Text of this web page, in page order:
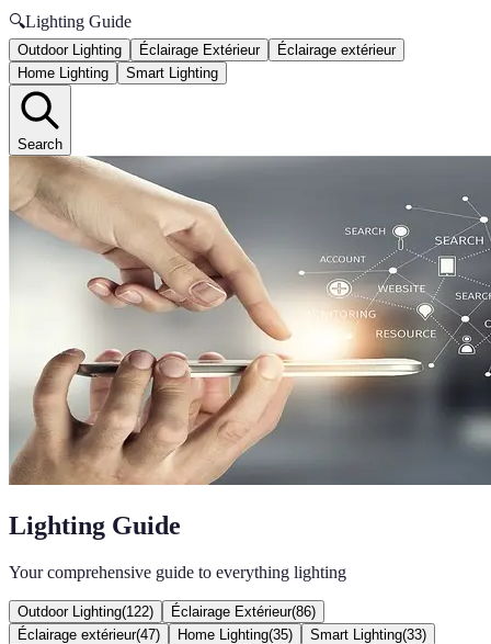
🔍Lighting Guide
Outdoor Lighting Éclairage Extérieur
Éclairage extérieur
Home Lighting
Smart Lighting
Search
Lighting Guide
Your comprehensive guide to everything lighting
Outdoor Lighting(122) Éclairage Extérieur(86)
Éclairage extérieur(47) Home Lighting(35) Smart Lighting(33)